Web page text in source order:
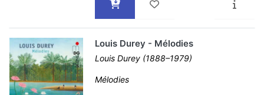
Louis Durey - Mélodies
Louis Durey (1888–1979)
Mélodies